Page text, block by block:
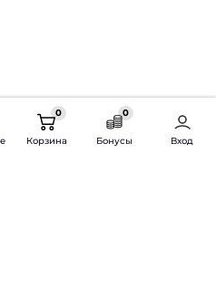
0
Корзина
0
Бонусы Вход
автозвука.
России и СНГ